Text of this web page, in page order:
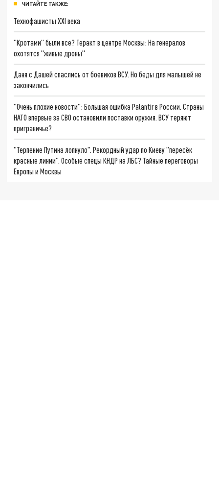
ЧИТАЙТЕ ТАКЖЕ:
Технофашисты XXI века
"Кротами" были все? Теракт в центре Москвы: На генералов
охотятся "живые дроны"
Даня с Дашей спаслись от боевиков ВСУ. Но беды для малышей не
закончились
"Очень плохие новости": Большая ошибка Palantir в России. Страны
НАТО впервые за СВО остановили поставки оружия. ВСУ теряют
приграничье?
"Терпение Путина лопнуло". Рекордный удар по Киеву "пересёк
красные линии". Особые спецы КНДР на ЛБС? Тайные переговоры
Европы и Москвы